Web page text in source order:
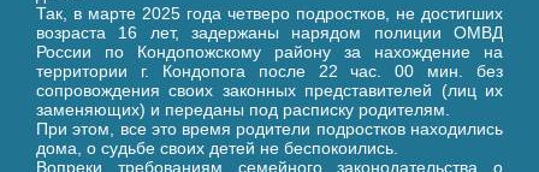
Так, в марте 2025 года четверо подростков, не достигших
возраста 16 лет, задержаны нарядом полиции ОМВД
России по Кондопожскому району за нахождение на
территории г. Кондопога после 22 час. 00 мин. без
сопровождения своих законных представителей (лиц их
заменяющих) и переданы под расписку родителям.
При этом, все это время родители подростков находились
дома, о судьбе своих детей не беспокоились.
Вопреки требованиям семейного законодательства о